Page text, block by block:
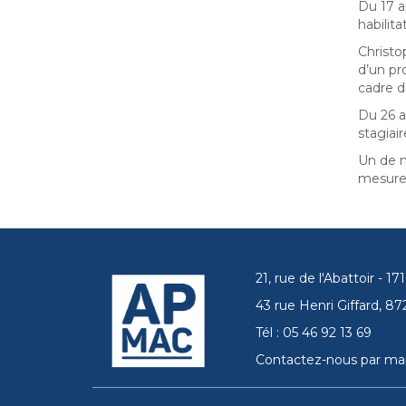
Du 17
d’un
cadre
Du 26
Un de
21, rue de l'Abattoir -
43 rue Henri Giffard,
Tél : 05 46 92 13 69
Contactez-nous par